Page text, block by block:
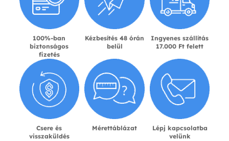
100%-ban
biztonságos
fizetés
Kézbesítés 48 órán
belül
Ingyenes szállítás
17.000 Ft felett
Csere és
visszaküldés
Mérettáblázat
Lépj kapcsolatba
velünk